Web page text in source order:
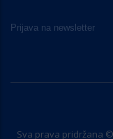
Prijava na newsletter
Sva prava pridržana